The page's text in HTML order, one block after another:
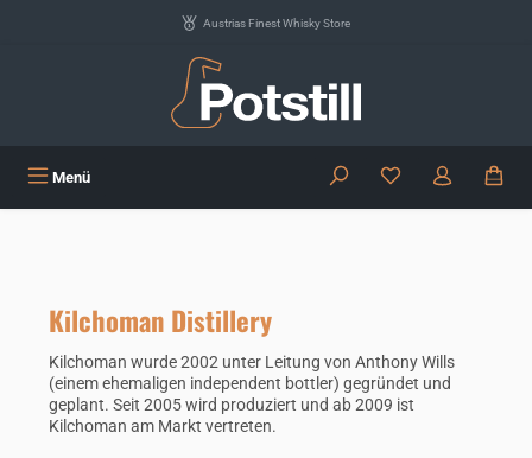
Austrias Finest Whisky Store
Menü Du hast 0
Kilchoman Distillery
Kilchoman wurde 2002 unter Leitung von Anthony Wills
(einem ehemaligen independent bottler) gegründet und
geplant. Seit 2005 wird produziert und ab 2009 ist
Kilchoman am Markt vertreten.